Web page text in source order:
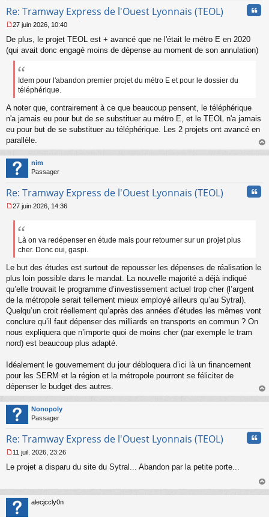
Re: Tramway Express de l'Ouest Lyonnais (TEOL)
e
s
n
l
u
27 juin 2026, 10:40
De plus, le projet TEOL est + avancé que ne l'était le métro E en 2020
(qui avait donc engagé moins de dépense au moment de son annulation)
Idem pour l'abandon premier projet du métro E et pour le dossier du
téléphérique.
A noter que, contrairement à ce que beaucoup pensent, le téléphérique
n'a jamais eu pour but de se substituer au métro E, et le TEOL n'a jamais
eu pour but de se substituer au téléphérique. Les 2 projets ont avancé en
parallèle.
au
nim
Passager
Re: Tramway Express de l'Ouest Lyonnais (TEOL)
e
g
e
n
o
n
l
u
27 juin 2026, 14:36
Là on va redépenser en étude mais pour retourner sur un projet plus
cher. Donc oui, gaspi.
Le but des études est surtout de repousser les dépenses de réalisation le
plus loin possible dans le mandat. La nouvelle majorité a déjà indiqué
qu’elle trouvait le programme d’investissement actuel trop cher (l’argent
de la métropole serait tellement mieux employé ailleurs qu’au Sytral).
Quelqu’un croit réellement qu’après des années d’études les mêmes vont
conclure qu’il faut dépenser des milliards en transports en commun ? On
nous expliquera que n’importe quoi de moins cher (par exemple le tram
nord) est beaucoup plus adapté.
Idéalement le gouvernement du jour débloquera d’ici là un financement
pour les SERM et la région et la métropole pourront se féliciter de
dépenser le budget des autres.
au
Nonopoly
Passager
Re: Tramway Express de l'Ouest Lyonnais (TEOL)
e
a
g
e
11 juil. 2026, 23:26
Le projet a disparu du site du Sytral... Abandon par la petite porte...
au
alecjccly0n